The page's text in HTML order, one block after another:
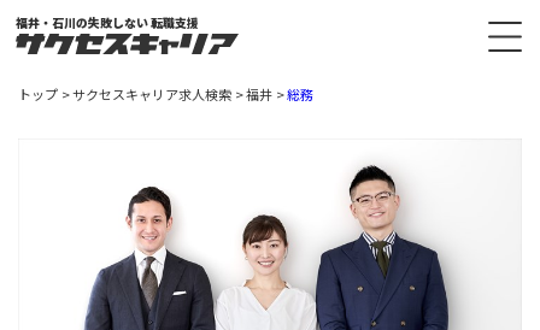
福井・石川の失敗しない 転職支援
トップ サクセスキャリア求人検索 福井 総務